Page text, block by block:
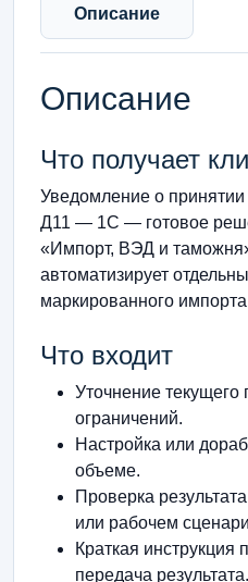
Описание
Описание
Что получает
Уведомление о принятии
Д11 — 1С — готовое
«Импорт, ВЭД и
автоматизирует
маркированного
Что входит
Уточнение текущего
ограничений.
Настройка или
объеме.
Проверка
или рабочем
Краткая инструкция
передача результата.